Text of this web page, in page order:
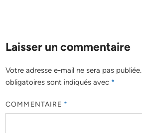
Laisser un commentaire
Votre adresse e-mail ne sera pas publiée.
obligatoires sont indiqués avec *
COMMENTAIRE *